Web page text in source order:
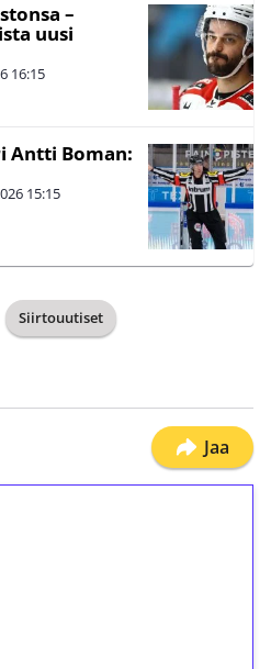
–
uusi
16:15
Antti Boman:
15:15
Siirtouutiset
Jaa